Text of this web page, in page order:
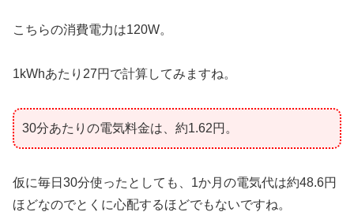
こちらの消費電力は120W。
1kWhあたり27円で計算してみますね。
30分あたりの電気料金は、約1.62円。
仮に毎日30分使ったとしても、1か月の電気代は約48.6円
ほどなのでとくに心配するほどでもないですね。